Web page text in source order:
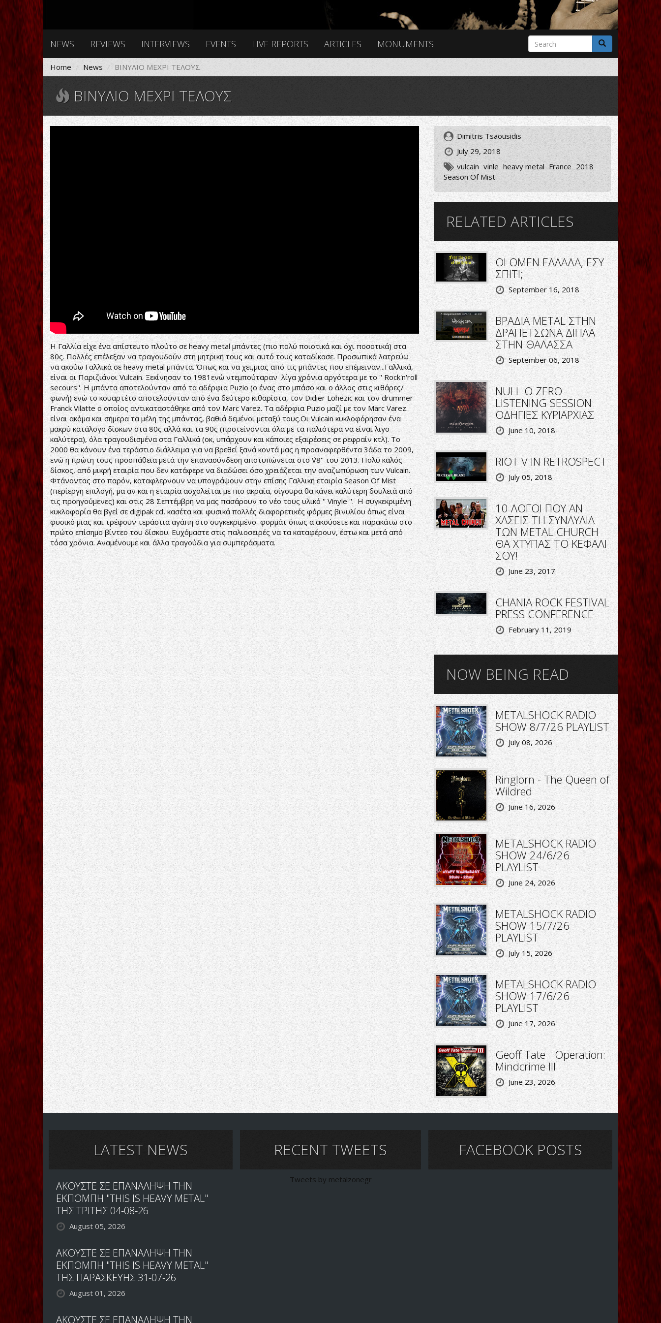
NEWS REVIEWS INTERVIEWS EVENTS LIVE REPORTS ARTICLES MONUMENTS
Search
form
Search
Home News ΒΙΝΥΛΙΟ ΜΕΧΡΙ ΤΕΛΟΥΣ
ΒΙΝΥΛΙΟ ΜΕΧΡΙ ΤΕΛΟΥΣ
Vulcain
-
Vinyle
(Official
Music
Video)
Η Γαλλία είχε ένα απίστευτο πλούτο σε heavy metal μπάντες (πιο πολύ ποιοτικά και όχι ποσοτικά) στα
80ς. Πολλές επέλεξαν να τραγουδούν στη μητρική τους και αυτό τους καταδίκασε. Προσωπικά λατρεύω
να ακούω Γαλλικά σε heavy metal μπάντα. Όπως και να χει,μιας από τις μπάντες που επέμειναν...Γαλλικά,
είναι οι Παριζιάνοι Vulcain. Ξεκίνησαν το 1981ενώ ντεμπούταραν λίγα χρόνια αργότερα με το '' Rock'n'roll
secours''. Η μπάντα αποτελούνταν από τα αδέρφια Puzio (ο ένας στο μπάσο και ο άλλος στις κιθάρες/
φωνή) ενώ το κουαρτέτο αποτελούνταν από ένα δεύτερο κιθαρίστα, τον Didier Lohezic και τον drummer
Franck Vilatte ο οποίος αντικαταστάθηκε από τον Marc Varez. Τα αδέρφια Puzio μαζί με τον Marc Varez.
είναι ακόμα και σήμερα τα μέλη της μπάντας, βαθιά δεμένοι μεταξύ τους.Οι Vulcain κυκλοφόρησαν ένα
μακρύ κατάλογο δίσκων στα 80ς αλλά και τα 90ς (προτείνονται όλα με τα παλιότερα να είναι λιγο
καλύτερα), όλα τραγουδισμένα στα Γαλλικά (οκ, υπάρχουν και κάποιες εξαιρέσεις σε ρεφραίν κτλ). Το
2000 θα κάνουν ένα τεράστιο διάλλειμα για να βρεθεί ξανά κοντά μας η προαναφερθέντα 3άδα το 2009,
ενώ η πρώτη τους προσπάθεια μετά την επανασύνδεση αποτυπώνεται στο ΄΄V8'' του 2013. Πολύ καλός
δίσκος, από μικρή εταιρία που δεν κατάφερε να διαδώσει όσο χρειάζεται την αναζωπύρωση των Vulcain.
Φτάνοντας στο παρόν, καταφλερνουν να υπογράψουν στην επίσης Γαλλική εταιρία Season Of Mist
(περίεργη επιλογή, μα αν και η εταιρία ασχολείται με πιο ακραία, σίγουρα θα κάνει καλύτερη δουλειά από
τις προηγούμενες) και στις 28 Σεπτέμβρη να μας πασάρουν το νέο τους υλικό '' Vinyle ''. Η συγκεκριμένη
κυκλοφορία θα βγεί σε digipak cd, κασέτα και φυσικά πολλές διαφορετικές φόρμες βινυλίου όπως είναι
φυσικό μιας και τρέφουν τεράστια αγάπη στο συγκεκριμένο φορμάτ όπως α ακούσετε και παρακάτω στο
πρώτο επίσημο βίντεο του δίσκου. Ευχόμαστε στις παλιοσειρές να τα καταφέρουν, έστω και μετά από
τόσα χρόνια. Αναμένουμε και άλλα τραγούδια για συμπεράσματα.
Dimitris Tsaousidis
July 29, 2018
vulcain vinle heavy metal France 2018
Season Of Mist
RELATED ARTICLES
ΟΙ OMEN ΕΛΛΑΔΑ, ΕΣΥ
ΣΠΙΤΙ;
September 16, 2018
ΒΡΑΔΙΑ METAL ΣΤΗΝ
ΔΡΑΠΕΤΣΩΝΑ ΔΙΠΛΑ
ΣΤΗΝ ΘΑΛΑΣΣΑ
September 06, 2018
NULL O ZERO
LISTENING SESSION
ΟΔΗΓΙΕΣ ΚΥΡΙΑΡΧΙΑΣ
June 10, 2018
RIOT V IN RETROSPECT
July 05, 2018
10 ΛΟΓΟΙ ΠΟΥ ΑΝ
ΧΑΣΕΙΣ ΤΗ ΣΥΝΑΥΛΙΑ
ΤΩΝ METAL CHURCH
ΘΑ ΧΤΥΠΑΣ ΤΟ ΚΕΦΑΛΙ
ΣΟΥ!
June 23, 2017
CHANIA ROCK FESTIVAL
PRESS CONFERENCE
February 11, 2019
NOW BEING READ
METALSHOCK RADIO
SHOW 8/7/26 PLAYLIST
July 08, 2026
Ringlorn - The Queen of
Wildred
June 16, 2026
METALSHOCK RADIO
SHOW 24/6/26
PLAYLIST
June 24, 2026
METALSHOCK RADIO
SHOW 15/7/26
PLAYLIST
July 15, 2026
METALSHOCK RADIO
SHOW 17/6/26
PLAYLIST
June 17, 2026
Geoff Tate - Operation:
Mindcrime III
June 23, 2026
LATEST NEWS
ΑΚΟΥΣΤΕ ΣΕ ΕΠΑΝΑΛΗΨΗ ΤΗΝ
ΕΚΠΟΜΠΗ "THIS IS HEAVY METAL"
ΤΗΣ ΤΡΙΤΗΣ 04-08-26
August 05, 2026
ΑΚΟΥΣΤΕ ΣΕ ΕΠΑΝΑΛΗΨΗ ΤΗΝ
ΕΚΠΟΜΠΗ "THIS IS HEAVY METAL"
ΤΗΣ ΠΑΡΑΣΚΕΥΗΣ 31-07-26
August 01, 2026
ΑΚΟΥΣΤΕ ΣΕ ΕΠΑΝΑΛΗΨΗ ΤΗΝ
RECENT TWEETS
Tweets by metalzonegr
FACEBOOK POSTS